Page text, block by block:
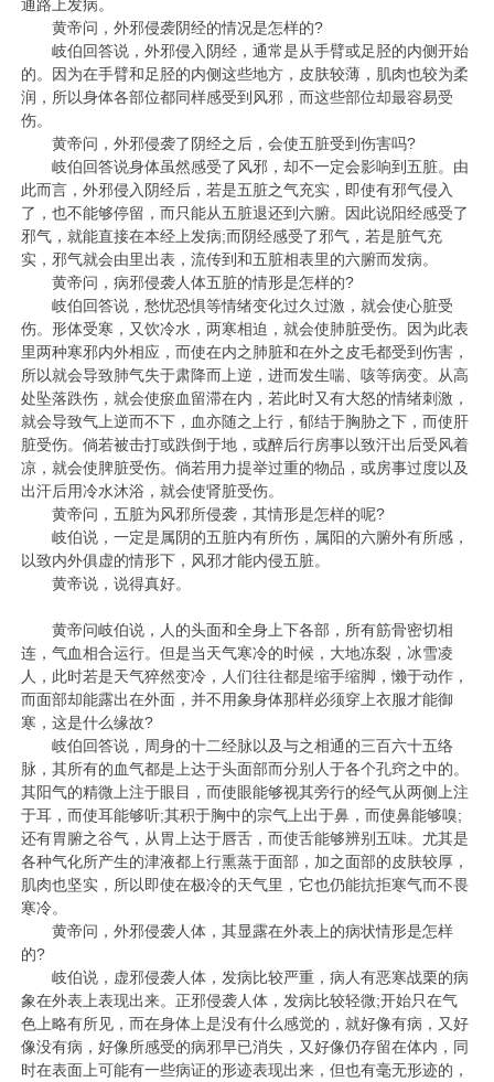
通路上发病。
黄帝问，外邪侵袭阴经的情况是怎样的?
岐伯回答说，外邪侵入阴经，通常是从手臂或足胫的内侧开始
的。因为在手臂和足胫的内侧这些地方，皮肤较薄，肌肉也较为柔
润，所以身体各部位都同样感受到风邪，而这些部位却最容易受
伤。
黄帝问，外邪侵袭了阴经之后，会使五脏受到伤害吗?
岐伯回答说身体虽然感受了风邪，却不一定会影响到五脏。由
此而言，外邪侵入阴经后，若是五脏之气充实，即使有邪气侵入
了，也不能够停留，而只能从五脏退还到六腑。因此说阳经感受了
邪气，就能直接在本经上发病;而阴经感受了邪气，若是脏气充
实，邪气就会由里出表，流传到和五脏相表里的六腑而发病。
黄帝问，病邪侵袭人体五脏的情形是怎样的?
岐伯回答说，愁忧恐惧等情绪变化过久过激，就会使心脏受
伤。形体受寒，又饮冷水，两寒相迫，就会使肺脏受伤。因为此表
里两种寒邪内外相应，而使在内之肺脏和在外之皮毛都受到伤害，
所以就会导致肺气失于肃降而上逆，进而发生喘、咳等病变。从高
处坠落跌伤，就会使瘀血留滞在内，若此时又有大怒的情绪刺激，
就会导致气上逆而不下，血亦随之上行，郁结于胸胁之下，而使肝
脏受伤。倘若被击打或跌倒于地，或醉后行房事以致汗出后受风着
凉，就会使脾脏受伤。倘若用力提举过重的物品，或房事过度以及
出汗后用冷水沐浴，就会使肾脏受伤。
黄帝问，五脏为风邪所侵袭，其情形是怎样的呢?
岐伯说，一定是属阴的五脏内有所伤，属阳的六腑外有所感，
以致内外俱虚的情形下，风邪才能内侵五脏。
黄帝说，说得真好。
黄帝问岐伯说，人的头面和全身上下各部，所有筋骨密切相
连，气血相合运行。但是当天气寒冷的时候，大地冻裂，冰雪凌
人，此时若是天气猝然变冷，人们往往都是缩手缩脚，懒于动作，
而面部却能露出在外面，并不用象身体那样必须穿上衣服才能御
寒，这是什么缘故?
岐伯回答说，周身的十二经脉以及与之相通的三百六十五络
脉，其所有的血气都是上达于头面部而分别人于各个孔窍之中的。
其阳气的精微上注于眼目，而使眼能够视其旁行的经气从两侧上注
于耳，而使耳能够听;其积于胸中的宗气上出于鼻，而使鼻能够嗅;
还有胃腑之谷气，从胃上达于唇舌，而使舌能够辨别五味。尤其是
各种气化所产生的津液都上行熏蒸于面部，加之面部的皮肤较厚，
肌肉也坚实，所以即使在极冷的天气里，它也仍能抗拒寒气而不畏
寒冷。
黄帝问，外邪侵袭人体，其显露在外表上的病状情形是怎样
的?
岐伯说，虚邪侵袭人体，发病比较严重，病人有恶寒战栗的病
象在外表上表现出来。正邪侵袭人体，发病比较轻微;开始只在气
色上略有所见，而在身体上是没有什么感觉的，就好像有病，又好
像没有病，好像所感受的病邪早已消失，又好像仍存留在体内，同
时在表面上可能有一些病证的形迹表现出来，但也有毫无形迹的，